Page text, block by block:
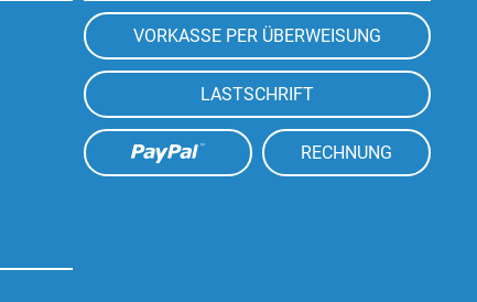
VORKASSE PER ÜBERWEISUNG
LASTSCHRIFT
RECHNUNG